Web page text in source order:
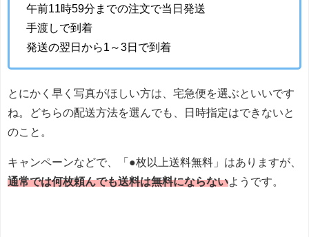
午前11時59分までの注文で当日発送
手渡しで到着
発送の翌日から1～3日で到着
とにかく早く写真がほしい方は、宅急便を選ぶといいです
ね。どちらの配送方法を選んでも、日時指定はできないと
のこと。
キャンペーンなどで、「●枚以上送料無料」はありますが、
通常では何枚頼んでも送料は無料にならない ようです。